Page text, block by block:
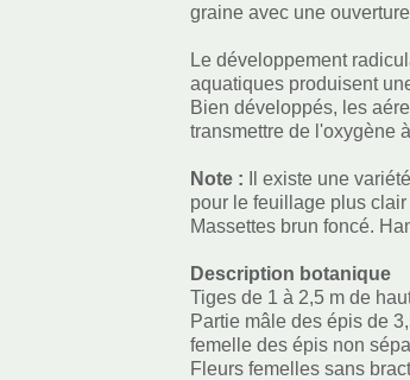
graine avec une
Le développement
aquatiques produisent
Bien développés, les
transmettre de l'oxygène
Note :
Il existe une
pour le feuillage plus
Massettes brun foncé.
Description botanique
Tiges de 1 à 2,5 m de
Partie mâle des épis de
femelle des épis non
Fleurs femelles sans